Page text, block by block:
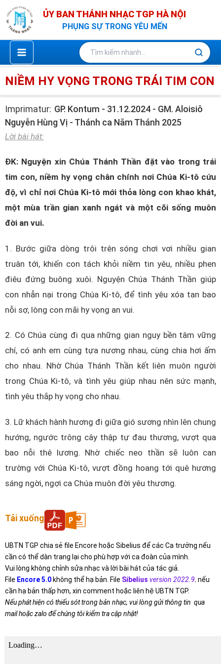
Nhảy
tới
nội
dung
ỦY BAN THÁNH NHẠC TGP HÀ NỘI
PHỤNG SỰ TRONG YÊU MẾN
NIỀM HY VỌNG TRONG TRÁI TIM CON
Imprimatur: GP. Kontum - 31.12.2024 - GM. Aloisiô
Nguyễn Hùng Vị - Thánh ca Năm Thánh 2025
Lời bài hát:
ĐK: Nguyện xin Chúa Thánh Thần đặt vào trong trái
tim con, niềm hy vọng chân chính nơi Chúa Ki-tô cứu
độ, vì chỉ nơi Chúa Ki-tô mới thỏa lòng con khao khát,
một mùa trần gian xanh ngát và một cõi sống muôn
đời an vui.
1. Bước giữa dòng trôi trên sóng chơi vơi nhiều gian
truân tới, khiến con tách khỏi niềm tin yêu, nhiều phen
điêu đứng buông xuôi. Nguyện Chúa Thánh Thần giúp
con nhẫn nại trong Chúa Ki-tô, để tình yêu xóa tan bao
nỗi sợ, lòng con mãi hy vọng an vui.
2. Có Chúa cùng đi qua những gian nguy bền tâm vững
chí, có anh em cùng tựa nương nhau, cùng chia hơi ấm
cho nhau. Nhờ Chúa Thánh Thần kết liên muôn người
trong Chúa Ki-tô, và tình yêu giúp nhau nên sức mạnh,
tình yêu thắp hy vọng cho nhau.
3. Lữ khách hành hương đi giữa gió sương nhìn lên chung
hướng, ngước trông cây thập tự đau thương, vượt qua
bao nỗi thê lương. Nhờ chiếc neo thần sẽ luôn can
trường với Chúa Ki-tô, vượt đồng hoang tới quê hương
sáng ngời, ngợi ca Chúa muôn đời yêu thương.
Tải xuống
UBTN TGP chia sẻ file Encore hoặc Sibelius để các Ca trưởng nếu
cần có thể dàn trang lại cho phù hợp với ca đoàn của mình.
Vui lòng không chỉnh sửa nhạc và lời bài hát của tác giả.
File Encore 5.0 không thể hạ bản. File Sibelius version 2022.9, nếu
cần hạ bản thấp hơn, xin comment hoặc liên hệ UBTN TGP.
Nếu phát hiện có thiếu sót trong bản nhạc, vui lòng gửi thông tin qua
mail hoặc zalo để chúng tôi kiểm tra cập nhật!